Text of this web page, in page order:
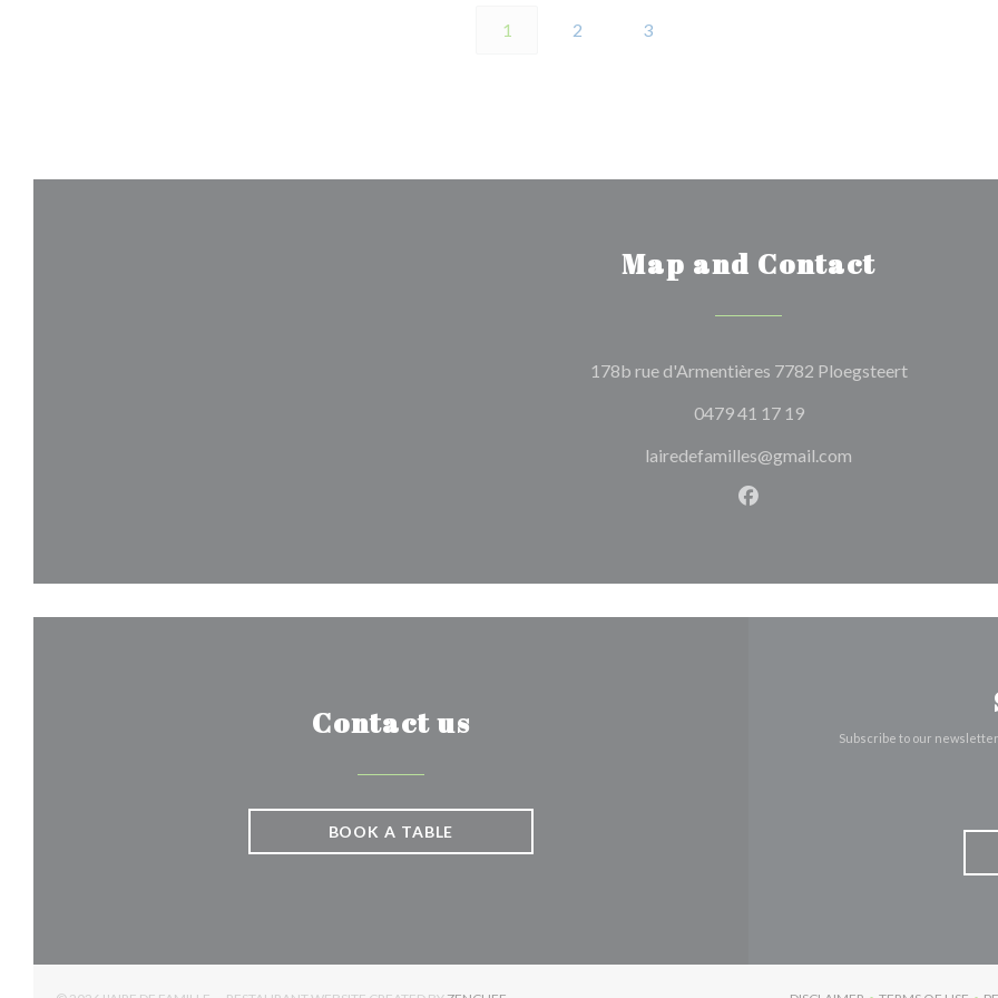
1 2 3
Map and Contact
178b rue d'Armentières 7782 Ploegsteert((opens in a
0479 41 17 19
lairedefamilles@gmail.com
Facebook ((opens in a new
Contact us
BOOK A TABLE
Subscribe to our